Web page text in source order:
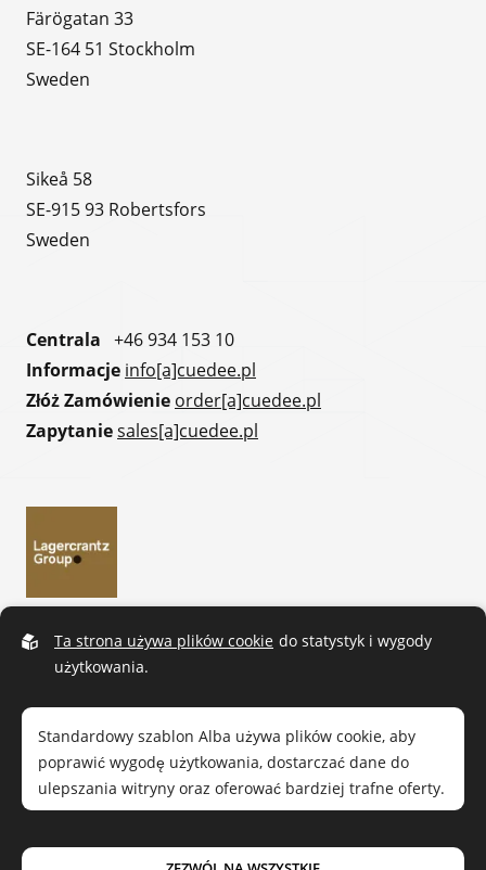
Färögatan 33
SE-164 51 Stockholm
Sweden
Sikeå 58
SE-915 93 Robertsfors
Sweden
Centrala +46 934 153 10
Informacje info[a]cuedee.pl
Złóż Zamówienie order[a]cuedee.pl
Zapytaniesales[a]cuedee.pl
Ta strona używa plików cookie do statystyk i wygody
użytkowania.
Standardowy szablon Alba używa plików cookie, aby
poprawić wygodę użytkowania, dostarczać dane do
ulepszania witryny oraz oferować bardziej trafne oferty.
Przeczytaj nasząpolitykę prywatności. Jeśli zgadzasz się